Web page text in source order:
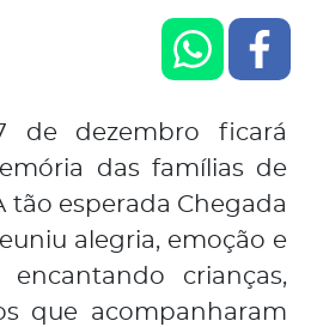
de dezembro ficará
das famílias de
tão esperada Chegada
alegria, emoção e
encantando crianças,
que acompanharam